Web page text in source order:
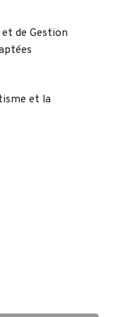
de Gestion
et la